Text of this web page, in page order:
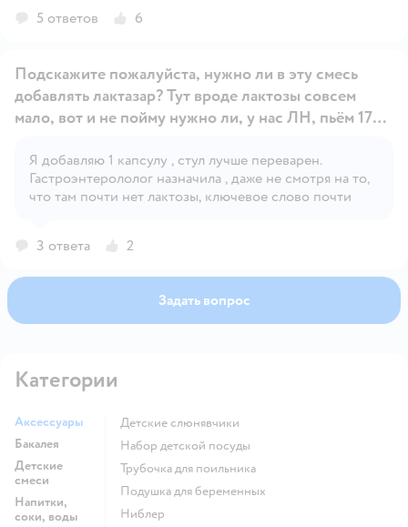
такой маленький объем съедает за раз, можно ли
чтоб понять что нам нужно менять смесь? Сразу
скажу что срыгивания прошли, живот стал
приходить в нормальный размер и в туалет мы
наканец-то ходим сами по 2-3 раза в день. Но
объем очень пугает, неужели чувство голода не
берет вверх над вкусом?
объема. Смешивать в разных бутылках. Т.е 30 мл
одну бутылку.
5 ответов 6
Открыть вопрос
Подскажите пожалуйста, нужно ли в эту смесь
добавлять лактазар? Тут вроде лактозы совсем
мало, вот и не пойму нужно ли, у нас ЛН, пьём 170 в
Кто знает как быть? Спасибо
Я добавляю 1 капсулу , стул лучше переварен.
Гастроэнтерололог назначила , даже не смотря на то,
что там почти нет лактозы, ключевое слово почти
3 ответа 2
Задать вопрос
Категории
Аксессуары
Бакалея
Детские
смеси
Напитки,
соки, воды
Детские слюнявчики
набор детской посуды
трубочка для поильника
подушка для беременных
ниблер